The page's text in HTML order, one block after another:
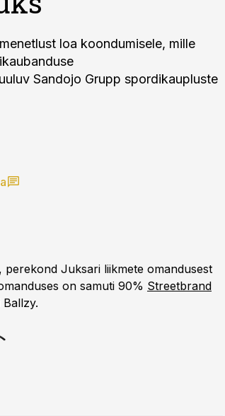
loa koondumisele, mille
Sandojo Grupp spordikaupluste
perekond Juksari liikmete omandusest
on samuti 90% Streetbrand